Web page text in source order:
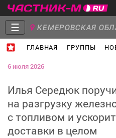
☰ КЕМЕРОВСКАЯ
ГЛАВНАЯ ГРУППЫ
Объявления
6 июля 2026
Илья Середюк
на разгрузку
с топливом и
доставки в целом